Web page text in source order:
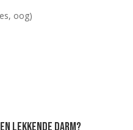
oog)
lekkende darm?